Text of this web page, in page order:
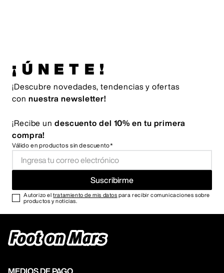
¡ÚNETE!
¡Descubre novedades, tendencias y ofertas
con nuestra newsletter!
¡Recibe un descuento del 10% en tu primera
compra!
Válido en productos sin descuento*
Suscribirme
Autorizo eltratamiento de mis datos para recibir comunicaciones sobre
productos y noticias.
MEDIOS DE PAGO